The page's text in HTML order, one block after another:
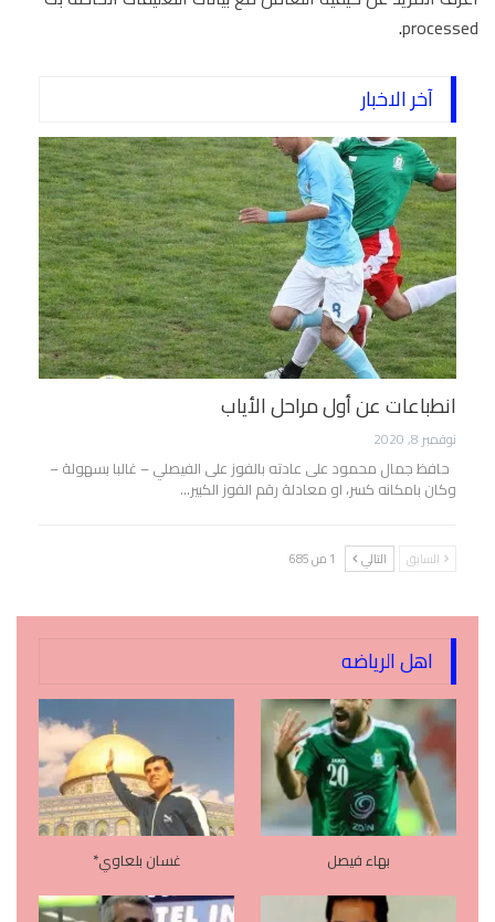
processed
.
آخر الاخبار
انطباعات عن أول مراحل الأياب
نوفمبر 8, 2020
حافظ جمال محمود على عادته بالفوز على الفيصلي – غالبا بسهولة –
وكان بامكانه كسر، او معادلة رقم الفوز الكبير…
السابق التالي 1 من 685
اهل الرياضه
بهاء فيصل غسان بلعاوي*